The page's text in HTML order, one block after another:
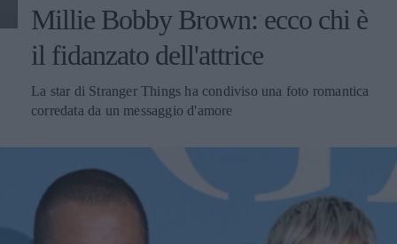
Millie Bobby Brown: ecco chi è
il fidanzato dell'attrice
La star di Stranger Things ha condiviso una foto romantica
corredata da un messaggio d'amore